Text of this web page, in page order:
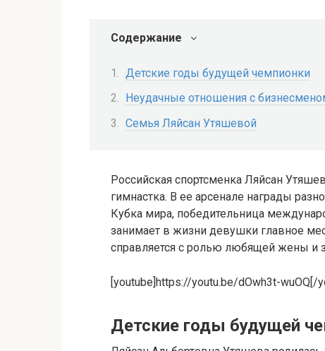
Содержание
Детские годы будущей чемпионки
Неудачные отношения с
Семья Ляйсан Утяшевой
Российская спортсменка Ляйсан
гимнастка. В ее арсенале награды
Кубка мира, победительница
занимает в жизни девушки главное
справляется с ролью любящей жены и
[youtube]https://youtu.be/dOwh3t-wuOQ[/
Детские годы будущей